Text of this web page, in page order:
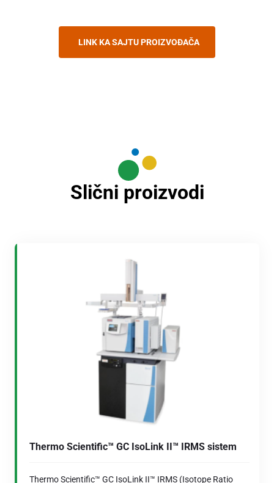
LINK KA SAJTU PROIZVOĐAČA
Slični proizvodi
Thermo Scientific™ GC IsoLink II™ IRMS sistem
Thermo Scientific™ GC IsoLink II™ IRMS (Isotope Ratio